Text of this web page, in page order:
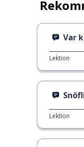
Var
Lektion
Lektion